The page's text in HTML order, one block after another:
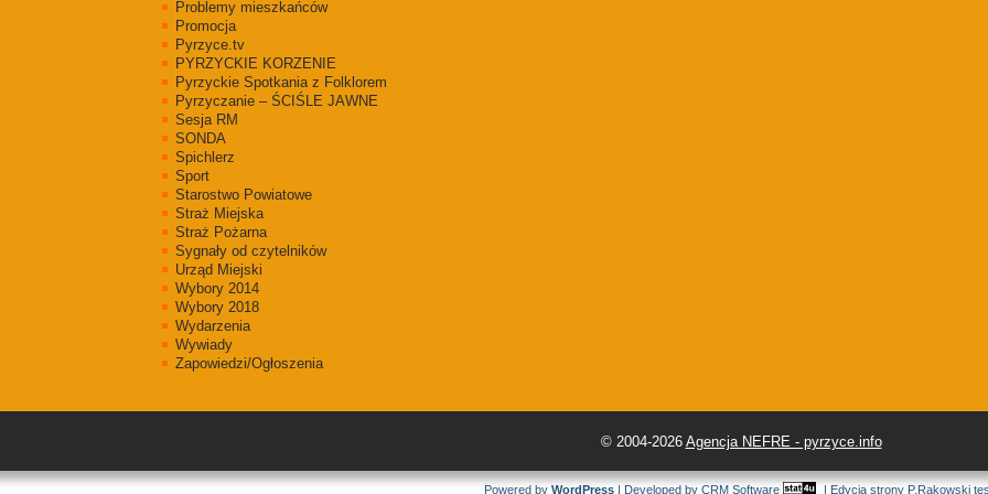
Problemy mieszkańców
Promocja
Pyrzyce.tv
PYRZYCKIE KORZENIE
Pyrzyckie Spotkania z Folklorem
Pyrzyczanie – ŚCIŚLE JAWNE
Sesja RM
SONDA
Spichlerz
Sport
Starostwo Powiatowe
Straż Miejska
Straż Pożarna
Sygnały od czytelników
Urząd Miejski
Wybory 2014
Wybory 2018
Wydarzenia
Wywiady
Zapowiedzi/Ogłoszenia
© 2004-2026 Agencja NEFRE - pyrzyce.info
Powered by WordPress | Developed by CRM Software | Edycja strony P.Rakowski